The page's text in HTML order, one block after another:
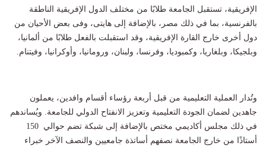
الإفريقية، تستقبل الجامعة طلابًا من مختلف الدول الإفريقية الناطقة
بالفرنسية، بما في ذلك مصر، بالإضافة إلى هايتى، وفى بعض الأحيان من
دول أخرى خارج القارة الإفريقية، وقد استقبلت بالفعل طلابًا من ألمانيا،
وبلجيكا، وبلغاريا، وكمبوديا، وفرنسا، ولبنان، ورومانيا، وأوكرانيا، وفيتنام.
وتُدار العملية التعليمية من قبل أربعة رؤساء أقسام وافدين، يعملون
جاهدين لضمان الجودة التعليمية وتعزيز الانفتاح الدولي للجامعة. ويُساندهم
في ذلك مجلس أكاديمي مختص بالإضافة إلى شبكة تضم حوالي 150
أستاذًا من خارج الجامعة نصفهم أساتذة جامعيين والنصف الآخر خبراء